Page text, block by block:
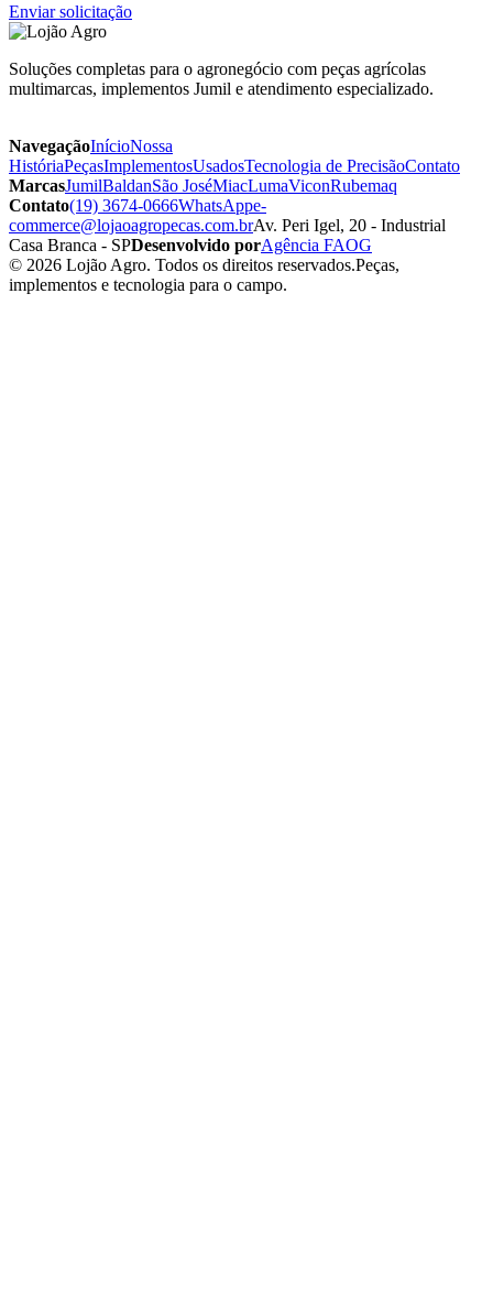
Enviar solicitação
Soluções completas para o agronegócio com peças agrícolas
multimarcas, implementos Jumil e atendimento especializado.
NavegaçãoInícioNossa
HistóriaPeçasImplementosUsadosTecnologia de PrecisãoContato
MarcasJumilBaldanSão JoséMiacLumaViconRubemaq
Contato(19) 3674-0666WhatsAppe-
commerce@lojaoagropecas.com.brAv. Peri Igel, 20 - Industrial
Casa Branca - SPDesenvolvido porAgência FAOG
© 2026 Lojão Agro. Todos os direitos reservados.Peças,
implementos e tecnologia para o campo.